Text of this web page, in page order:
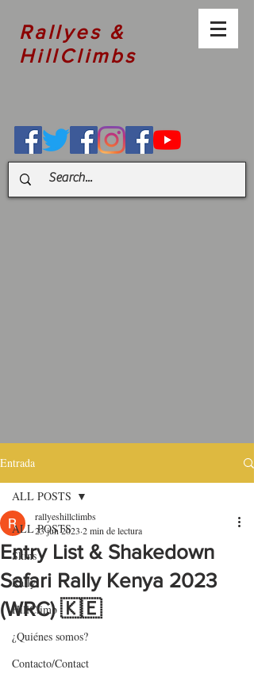
Rallyes &
HillClimbs
Entrada
ALL POSTS
Skins
Rally
HillClimb
¿Quiénes somos?
Contacto/Contact
ALL POSTS
Entry List & Shakedown
Safari Rally Kenya 2023
(WRC) 🇰🇪
rallyeshillclimbs
23 jun 2023 2 min de lectura